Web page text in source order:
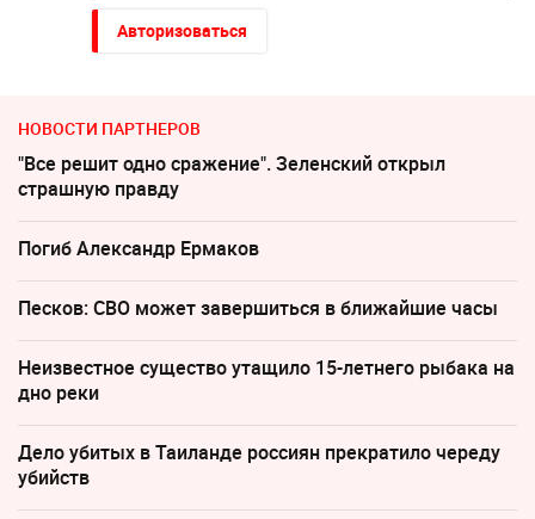
Авторизоваться
НОВОСТИ ПАРТНЕРОВ
"Все решит одно сражение". Зеленский открыл
страшную правду
Погиб Александр Ермаков
Песков: СВО может завершиться в ближайшие часы
Неизвестное существо утащило 15-летнего рыбака на
дно реки
Дело убитых в Таиланде россиян прекратило череду
убийств